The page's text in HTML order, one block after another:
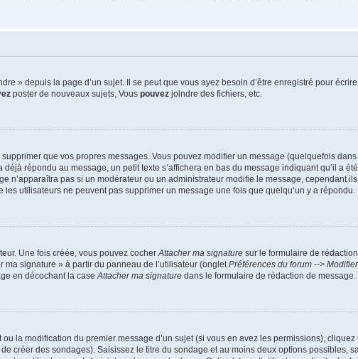
» depuis la page d’un sujet. Il se peut que vous ayez besoin d’être enregistré pour
poster de nouveaux sujets, Vous pouvez joindre des fichiers, etc.
que vos propres messages. Vous pouvez modifier un message (quelquefois
répondu au message, un petit texte s’affichera en bas du message indiquant qu’il a
n’apparaîtra pas si un modérateur ou un administrateur modifie le message, cependant
utilisateurs ne peuvent pas supprimer un message une fois que quelqu’un y a répondu.
Une fois créée, vous pouvez cocherAttacher ma signature sur le formulaire de
ma signature » à partir du panneau de l’utilisateur (ongletPréférences du forum -->
en décochant la caseAttacher ma signature dans le formulaire de rédaction de message.
la modification du premier message d’un sujet (si vous en avez les permissions), cliquez
créer des sondages). Saisissez le titre du sondage et au moins deux options possibles,